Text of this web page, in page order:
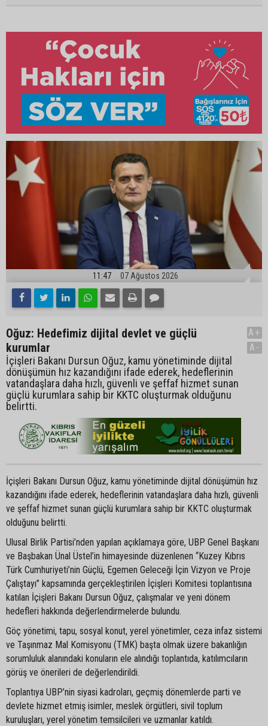
11:47 07 Ağustos 2026
Oğuz: Hedefimiz dijital devlet ve güçlü
kurumlar
İçişleri Bakanı Dursun Oğuz, kamu yönetiminde dijital
dönüşümün hız kazandığını ifade ederek, hedeflerinin
vatandaşlara daha hızlı, güvenli ve şeffaf hizmet sunan
güçlü kurumlara sahip bir KKTC oluşturmak olduğunu
belirtti.
A+
A-
İçişleri Bakanı Dursun Oğuz, kamu yönetiminde dijital dönüşümün hız
kazandığını ifade ederek, hedeflerinin vatandaşlara daha hızlı, güvenli
ve şeffaf hizmet sunan güçlü kurumlara sahip bir KKTC oluşturmak
olduğunu belirtti.
Ulusal Birlik Partisi’nden yapılan açıklamaya göre, UBP Genel Başkanı
ve Başbakan Ünal Üstel’in himayesinde düzenlenen “Kuzey Kıbrıs
Türk Cumhuriyeti’nin Güçlü, Egemen Geleceği İçin Vizyon ve Proje
Çalıştayı” kapsamında gerçekleştirilen İçişleri Komitesi toplantısına
katılan İçişleri Bakanı Dursun Oğuz, çalışmalar ve yeni dönem
hedefleri hakkında değerlendirmelerde bulundu.
Göç yönetimi, tapu, sosyal konut, yerel yönetimler, ceza infaz sistemi
ve Taşınmaz Mal Komisyonu (TMK) başta olmak üzere bakanlığın
sorumluluk alanındaki konuların ele alındığı toplantıda, katılımcıların
görüş ve önerileri de değerlendirildi.
Toplantıya UBP’nin siyasi kadroları, geçmiş dönemlerde parti ve
devlete hizmet etmiş isimler, meslek örgütleri, sivil toplum
kuruluşları, yerel yönetim temsilcileri ve uzmanlar katıldı.